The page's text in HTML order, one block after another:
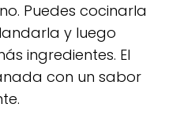
Puedes cocinarla
y luego
ingredientes. El
con un sabor